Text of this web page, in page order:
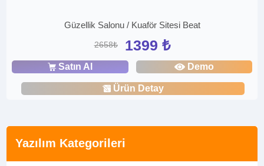
Yazılım Kategorileri
Güzellik Salonu / Kuaför Sitesi Beat
2658₺ 1399 ₺
Satın Al Demo
Ürün Detay